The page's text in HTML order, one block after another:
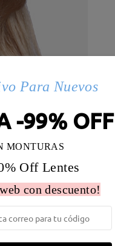
Para Nuevos
-99% OFF
MONTURAS
Off Lentes
con descuento!